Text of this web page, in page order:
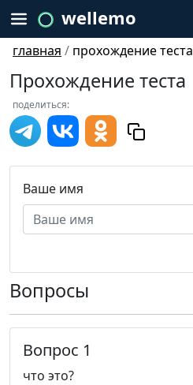
wellemo
главная / прохождение теста
Прохождение теста
поделиться:
Ваше имя
Вопросы
Вопрос 1
что это?